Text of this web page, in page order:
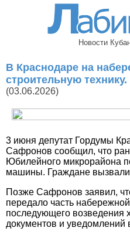
Новости
В Краснодаре на
строительную
(03.06.2026)
3 июня депутат Гордумы
Сафронов сообщил, что
Юбилейного микрорайона
машины. Граждане
Позже Сафронов заявил,
передало часть
последующего возведения
документов и уведомлений